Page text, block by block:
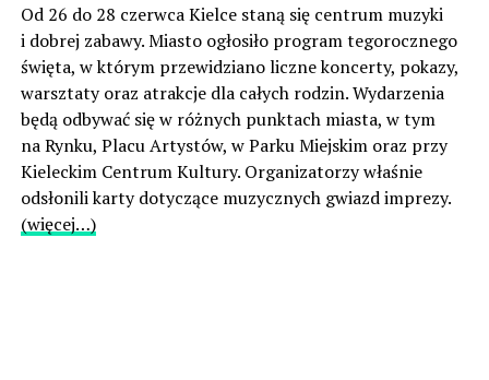
Od 26 do 28 czerwca Kielce staną się centrum muzyki
i dobrej zabawy. Miasto ogłosiło program tegorocznego
święta, w którym przewidziano liczne koncerty, pokazy,
warsztaty oraz atrakcje dla całych rodzin. Wydarzenia
będą odbywać się w różnych punktach miasta, w tym
na Rynku, Placu Artystów, w Parku Miejskim oraz przy
Kieleckim Centrum Kultury. Organizatorzy właśnie
odsłonili karty dotyczące muzycznych gwiazd imprezy.
(więcej…)